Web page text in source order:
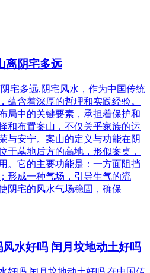
离阴宅多远
宅多远,阴宅风水，作为中国传统
蕴含着深厚的哲理和实践经验。
局中的关键要素，承担着保护和
和布置案山，不仅关乎家族的运
与安宁。案山的定义与功能在阴
于墓地后方的高地，形似案桌，
。它的主要功能是：一方面阻挡
形成一种气场，引导生气的流
阴宅的风水气场稳固，确保
水好吗 闰月坟地动土好吗